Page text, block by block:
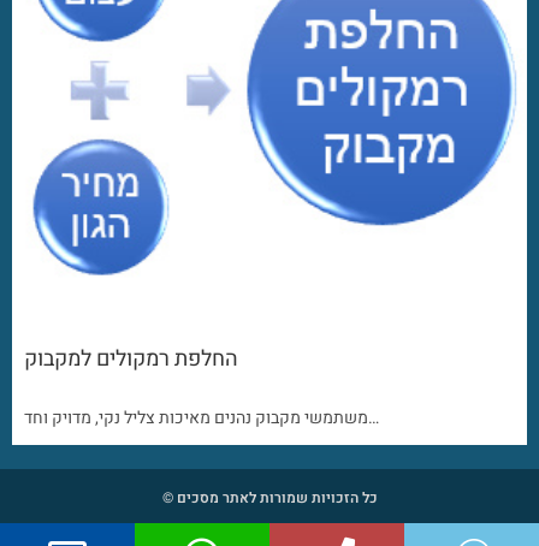
החלפת רמקולים למקבוק
משתמשי מקבוק נהנים מאיכות צליל נקי, מדויק וחד…
כל הזכויות שמורות לאתר מסכים ©